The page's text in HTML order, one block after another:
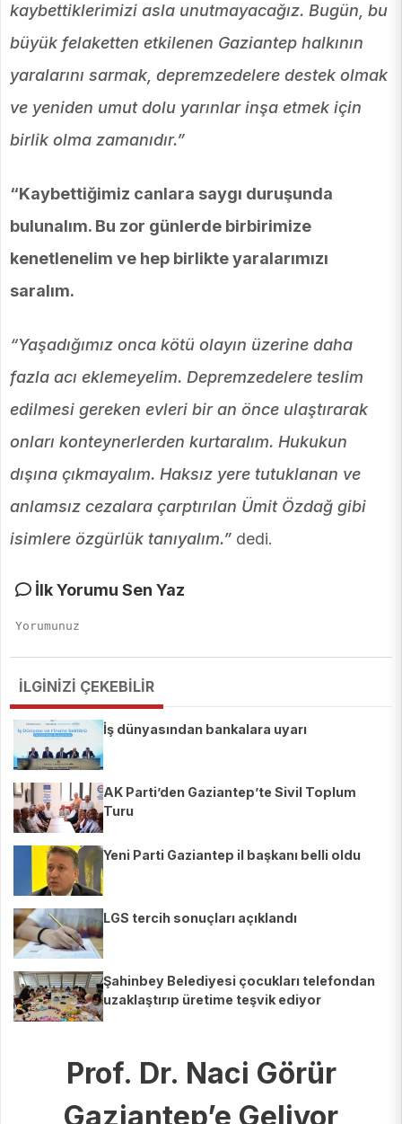
kaybettiklerimizi asla unutmayacağız. Bugün, bu
büyük felaketten etkilenen Gaziantep halkının
yaralarını sarmak, depremzedelere destek olmak
ve yeniden umut dolu yarınlar inşa etmek için
birlik olma zamanıdır.”
“Kaybettiğimiz canlara saygı duruşunda
bulunalım. Bu zor günlerde birbirimize
kenetlenelim ve hep birlikte yaralarımızı
saralım.
“Yaşadığımız onca kötü olayın üzerine daha
fazla acı eklemeyelim. Depremzedelere teslim
edilmesi gereken evleri bir an önce ulaştırarak
onları konteynerlerden kurtaralım. Hukukun
dışına çıkmayalım. Haksız yere tutuklanan ve
anlamsız cezalara çarptırılan Ümit Özdağ gibi
isimlere özgürlük tanıyalım.” dedi.
İlk Yorumu Sen Yaz
İLGİNİZİ ÇEKEBİLİR
İş dünyasından bankalara uyarı
AK Parti’den Gaziantep’te Sivil Toplum
Turu
Yeni Parti Gaziantep il başkanı belli oldu
LGS tercih sonuçları açıklandı
Şahinbey Belediyesi çocukları telefondan
uzaklaştırıp üretime teşvik ediyor
Prof. Dr. Naci Görür
Gaziantep’e Geliyor